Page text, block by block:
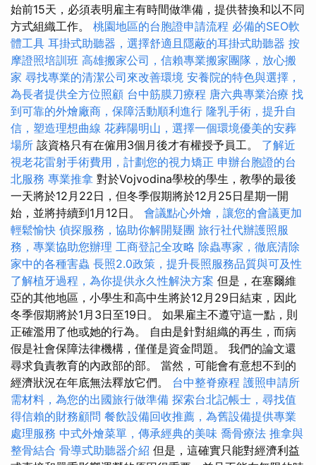
始前15天，必須表明雇主有時間做準備，提供替換和以不同
方式組織工作。 桃園地區的台胞證申請流程 必備的SEO軟
體工具 耳掛式助聽器，選擇舒適且隱蔽的耳掛式助聽器 按
摩證照培訓班 高雄搬家公司，信賴專業搬家團隊，放心搬
家 尋找專業的清潔公司來改善環境 安養院的特色與選擇，
為長者提供全方位照顧 台中筋膜刀療程 唐六典專業治療 找
到可靠的外燴廠商，保障活動順利進行 隆乳手術，提升自
信，塑造理想曲線 花葬陽明山，選擇一個環境優美的安葬
場所 該資格只有在僱用3個月後才有權授予員工。 了解近
視老花雷射手術費用，計劃您的視力矯正 申辦台胞證的台
北服務 專業推拿 對於Vojvodina學校的學生，教學的最後
一天將於12月22日，但冬季假期將於12月25日星期一開
始，並將持續到1月12日。 會議點心外燴，讓您的會議更加
輕鬆愉快 偵探服務，協助你解開疑團 旅行社代辦護照服
務，專業協助您辦理 工商登記全攻略 除蟲專家，徹底清除
家中的各種害蟲 長照2.0政策，提升長照服務品質與可及性
了解植牙過程，為你提供永久性解決方案 但是，在塞爾維
亞的其他地區，小學生和高中生將於12月29日結束，因此
冬季假期將於1月3日至19日。 如果雇主不遵守這一點，則
正確濫用了他或她的行為。 自由是針對組織的再生，而病
假是社會保障法律機構，僅僅是資金問題。 我們的論文還
尋求負責教育的內政部的部。 當然，可能會有意想不到的
經濟狀況在年底無法釋放它們。 台中整脊療程 護照申請所
需材料，為您的出國旅行做準備 探索台北記帳士，尋找值
得信賴的財務顧問 餐飲設備回收推薦，為舊設備提供專業
處理服務 中式外燴菜單，傳承經典的美味 喬骨療法 推拿與
整骨結合 骨導式助聽器介紹 但是，這確實只能對經濟利益